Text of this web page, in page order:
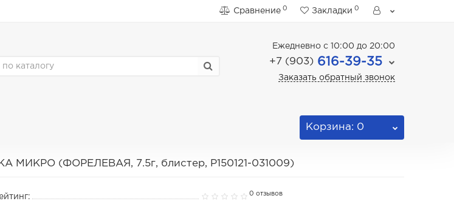
Сравнение 0 Закладки 0
Ежедневно с 10:00 до 20:00
+7 (903)616-39-35
Заказать обратный звонок
Корзина: 0
МИКРО (ФОРЕЛЕВАЯ, 7.5г, блистер, P150121-031009)
0 отзывов